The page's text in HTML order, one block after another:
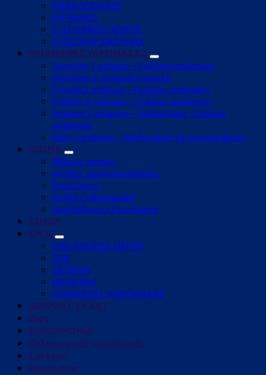
ΠΑΡΑΔΟΣΙΑΚΕΣ
INFRARED
ΕΞΩΤΕΡΙΚΟΥ ΧΩΡΟΥ
ΑΞΕΣΟΥΑΡ ΣΑΟΥΝΑΣ
ΜΠΑΝΙΕΡΕΣ ΥΔΡΟΜΑΣΑΖ
Serenity 1 ατόμου – Γυάλινη πρόσοψη
Harmony 2 ατόμων Γωνιακή
Crystal 2 ατόμων – Γυάλινη πρόσοψη
Felicity 2 ατόμων – Γυάλινη πρόσοψη
Heaven 2 ατόμων – Ορθογώνια -Γυάλινη
πρόσοψη
Noir 2 ατόμων – Ορθογώνια με καταρράκτες
ΠΙΣΙΝΑ
Φίλτρα πισίνας
Αντλίες ανακυκλοφορίας
Pool Liners
Αντλίες υδρομασάζ
Ανοξείδωτα εξαρτήματα
ESHOP
ΕΡΓΑ
ΕΠΕΞΕΡΓΑΣΙΑ ΝΕΡΟΥ
SPA
ΣΑΟΥΝΑ
HAMMAM
ΜΠΑΝΙΕΡΕΣ ΥΔΡΟΜΑΣΑΖ
SUPPORT TICKET
Blog
ΕΠΙΚΟΙΝΩΝΙΑ
Καλοκαιρινές προσφορές
Σύνδεση
Newsletter